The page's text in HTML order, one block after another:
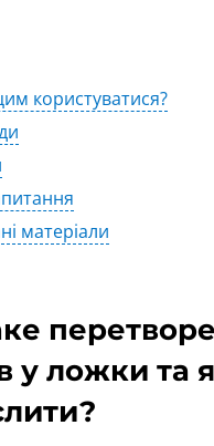
користуватися?
матеріали
у ложки та